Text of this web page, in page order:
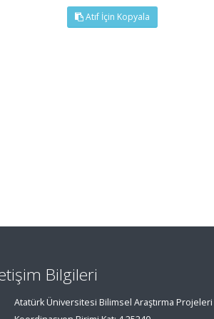
Atıf İçin Kopyala
Bilgileri
Atatürk Üniversitesi Bilimsel Araştırma Projeleri